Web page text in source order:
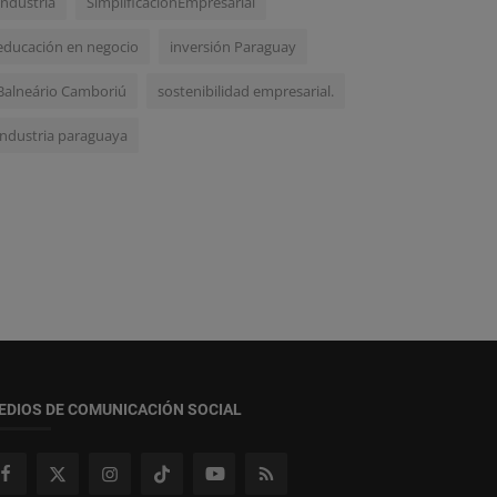
en negocio inversión Paraguay
Camboriú sostenibilidad empresarial.
paraguaya
DE COMUNICACIÓN SOCIAL